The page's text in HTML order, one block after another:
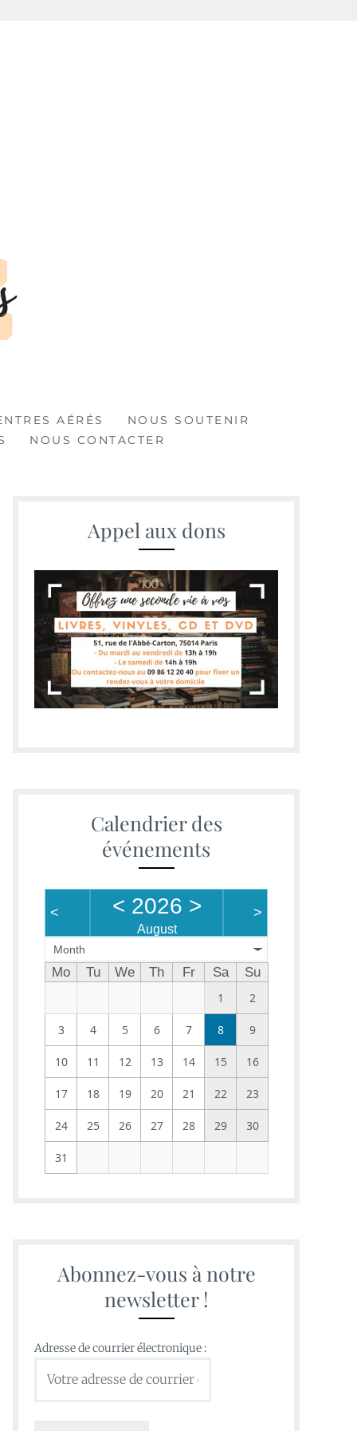
AÉRÉS
NOUS SOUTENIR
NOUS CONTACTER
Appel aux dons
Calendrier des
événements
< < 2026 >
August
>
Month
Mo Tu We Th Fr Sa
Su
1
2
3 4 5 6 7 8 9
10 11 12 13 14 15 16
17 18 19 20 21 22 23
24 25 26 27 28 29 30
31
Abonnez-vous à notre
newsletter !
Adresse de courrier électronique :